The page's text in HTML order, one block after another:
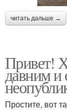
читать дальше →
Привет!
давним и
Простите, вот